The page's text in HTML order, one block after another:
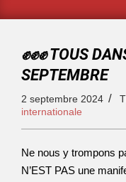
✊✊✊ TOUS
SEPTEMBRE
2 septembre 2024
internationale
Ne nous y trompons
N’EST PAS une